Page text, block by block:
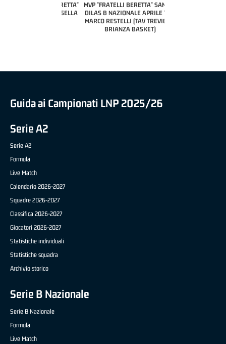
MVP "FRATELLI BERETTA" SAMUEL
DILAS B NAZIONALE APRILE '26 -
MARCO RESTELLI (TAV TREVIGLIO
BRIANZA BASKET)
Guida ai Campionati LNP 2025/26
Serie A2
Serie A2
Formula
Live Match
Calendario 2026-2027
Squadre 2026-2027
Classifica 2026-2027
Giocatori 2026-2027
Statistiche individuali
Statistiche squadra
Archivio storico
Serie B Nazionale
Serie B Nazionale
Formula
Live Match